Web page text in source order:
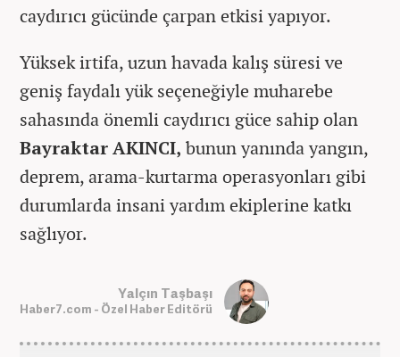
caydırıcı gücünde çarpan etkisi yapıyor.
Yüksek irtifa, uzun havada kalış süresi ve
geniş faydalı yük seçeneğiyle muharebe
sahasında önemli caydırıcı güce sahip olan
Bayraktar AKINCI, bunun yanında yangın,
deprem, arama-kurtarma operasyonları gibi
durumlarda insani yardım ekiplerine katkı
sağlıyor.
Yalçın Taşbaşı
Haber7.com - Özel Haber Editörü